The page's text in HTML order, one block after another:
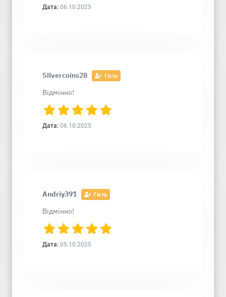
Дата: 06.10.2025
Silvercoins28 Гість
Відмінно!
Дата: 06.10.2025
Andriy391 Гість
Відмінно!
Дата: 05.10.2025